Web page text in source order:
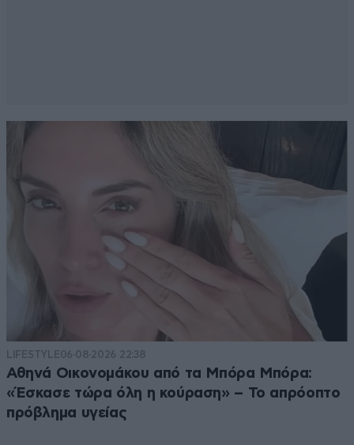
LIFESTYLE06·08·2026 22:38
Αθηνά Οικονομάκου από τα Μπόρα Μπόρα:
«Έσκασε τώρα όλη η κούραση» – Το απρόοπτο
πρόβλημα υγείας